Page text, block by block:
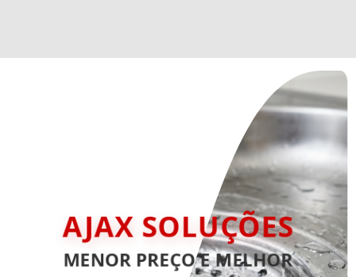
AJAX SOLUÇÕES
MENOR PREÇO E MELHOR